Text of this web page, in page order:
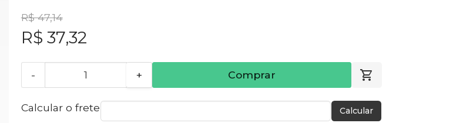
R$ 47,14
R$ 37,32
- + Comprar
Calcular o frete Calcular